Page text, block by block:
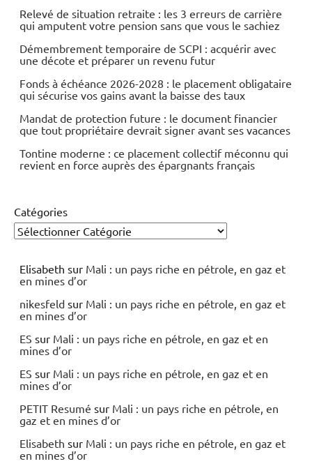
Relevé de situation retraite : les 3 erreurs de carrière
qui amputent votre pension sans que vous le sachiez
Démembrement temporaire de SCPI : acquérir avec
une décote et préparer un revenu futur
Fonds à échéance 2026-2028 : le placement obligataire
qui sécurise vos gains avant la baisse des taux
Mandat de protection future : le document financier
que tout propriétaire devrait signer avant ses vacances
Tontine moderne : ce placement collectif méconnu qui
revient en force auprès des épargnants français
Catégories
Elisabeth sur Mali : un pays riche en pétrole, en gaz et
en mines d’or
nikesfeld sur Mali : un pays riche en pétrole, en gaz et
en mines d’or
ES sur Mali : un pays riche en pétrole, en gaz et en
mines d’or
ES sur Mali : un pays riche en pétrole, en gaz et en
mines d’or
PETIT Resumé sur Mali : un pays riche en pétrole, en
gaz et en mines d’or
Elisabeth sur Mali : un pays riche en pétrole, en gaz et
en mines d’or